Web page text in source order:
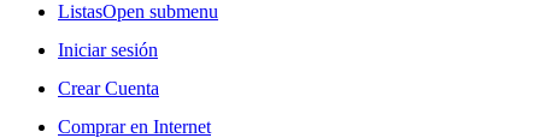
ListasOpen submenu
Iniciar sesión
Crear Cuenta
Comprar en Internet